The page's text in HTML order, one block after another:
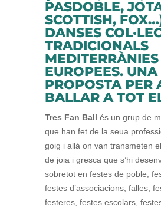
PASDOBLE,
SCOTTISH,
DANSES
TRADICIONALS
MEDITERRÀNIES
EUROPEES. UNA
PROPOSTA PER
BALLAR A TOT
Tres Fan Ball és un grup de
que han fet de la seua
goig i allà on van transmeten
de joia i gresca que s’hi
sobretot en festes de poble,
festes d’associacions, falles,
festeres, festes escolars,